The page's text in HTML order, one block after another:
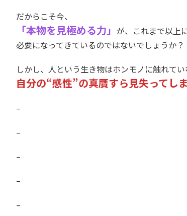
だからこそ今、
「本物を見極める力」 が、これまで以上
必要になってきているのではないでしょうか？
しかし、人という生き物はホンモノに触れてい
自分の“感性”の真贋すら見失ってし
–
–
–
–
–